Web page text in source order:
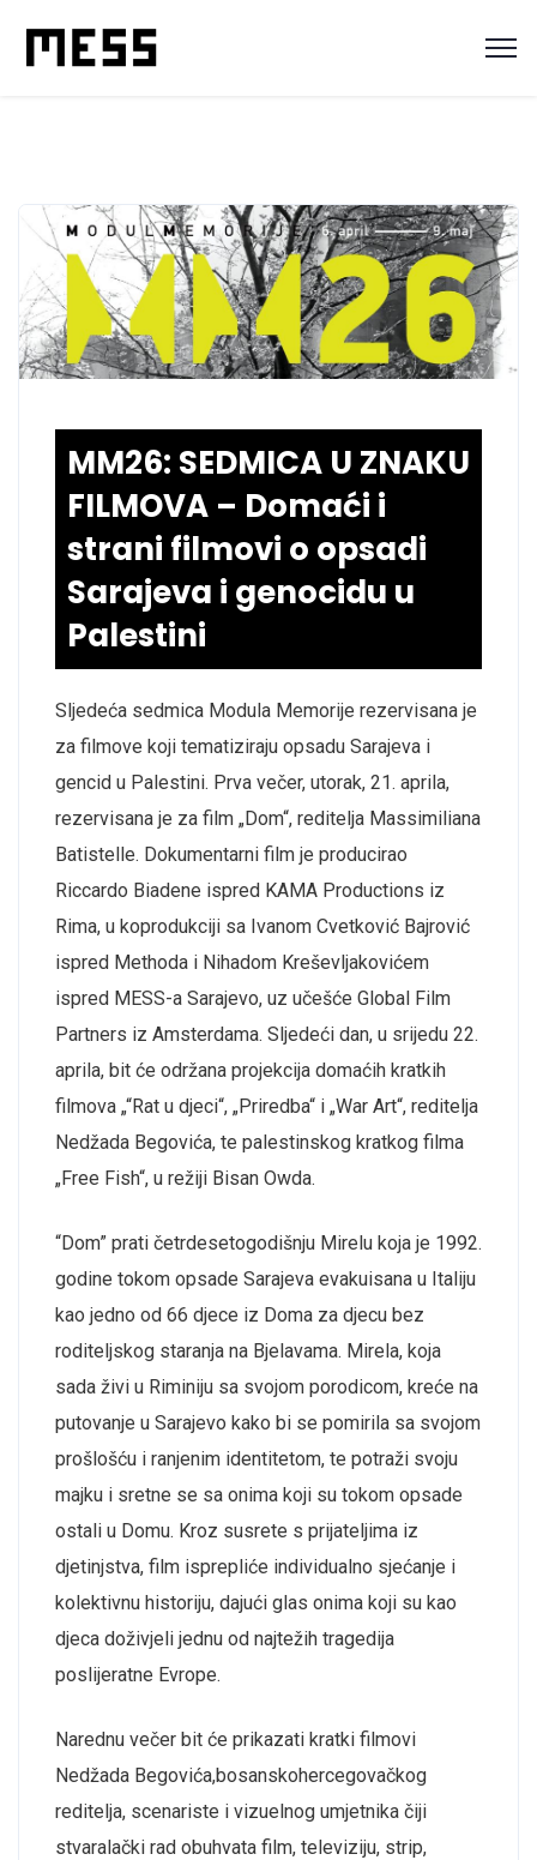
MM26: SEDMICA U ZNAKU
FILMOVA – Domaći i
strani filmovi o opsadi
Sarajeva i genocidu u
Palestini
Sljedeća sedmica Modula Memorije rezervisana je
za filmove koji tematiziraju opsadu Sarajeva i
gencid u Palestini. Prva večer, utorak, 21. aprila,
rezervisana je za film „Dom“, reditelja Massimiliana
Batistelle. Dokumentarni film je producirao
Riccardo Biadene ispred KAMA Productions iz
Rima, u koprodukciji sa Ivanom Cvetković Bajrović
ispred Methoda i Nihadom Kreševljakovićem
ispred MESS-a Sarajevo, uz učešće Global Film
Partners iz Amsterdama. Sljedeći dan, u srijedu 22.
aprila, bit će održana projekcija domaćih kratkih
filmova „“Rat u djeci“, „Priredba“ i „War Art“, reditelja
Nedžada Begovića, te palestinskog kratkog filma
„Free Fish“, u režiji Bisan Owda.
“Dom” prati četrdesetogodišnju Mirelu koja je 1992.
godine tokom opsade Sarajeva evakuisana u Italiju
kao jedno od 66 djece iz Doma za djecu bez
roditeljskog staranja na Bjelavama. Mirela, koja
sada živi u Riminiju sa svojom porodicom, kreće na
putovanje u Sarajevo kako bi se pomirila sa svojom
prošlošću i ranjenim identitetom, te potraži svoju
majku i sretne se sa onima koji su tokom opsade
ostali u Domu. Kroz susrete s prijateljima iz
djetinjstva, film isprepliće individualno sjećanje i
kolektivnu historiju, dajući glas onima koji su kao
djeca doživjeli jednu od najtežih tragedija
poslijeratne Evrope.
Narednu večer bit će prikazati kratki filmovi
Nedžada Begovića,bosanskohercegovačkog
reditelja, scenariste i vizuelnog umjetnika čiji
stvaralački rad obuhvata film, televiziju, strip,